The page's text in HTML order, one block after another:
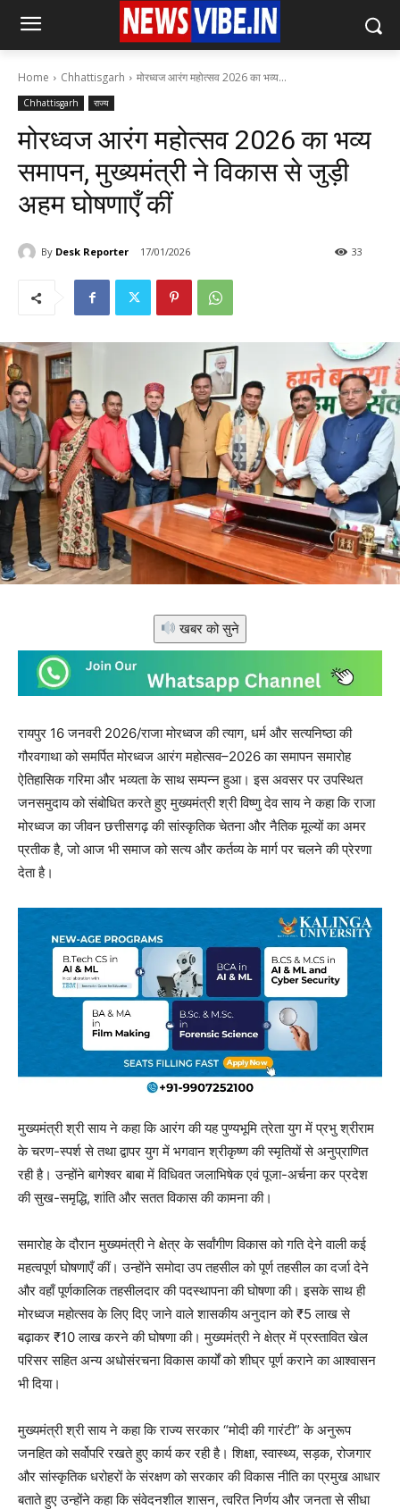
Home Chhattisgarh मोरध्वज आरंग महोत्सव 2026 का भव्य...
Chhattisgarh राज्य
मोरध्वज आरंग महोत्सव 2026 का भव्य
समापन, मुख्यमंत्री ने विकास से जुड़ी
अहम घोषणाएँ कीं
By Desk Reporter 17/01/2026 33
खबर को सुने
रायपुर 16 जनवरी 2026/राजा मोरध्वज की त्याग, धर्म और सत्यनिष्ठा की
गौरवगाथा को समर्पित मोरध्वज आरंग महोत्सव–2026 का समापन समारोह
ऐतिहासिक गरिमा और भव्यता के साथ सम्पन्न हुआ। इस अवसर पर उपस्थित
जनसमुदाय को संबोधित करते हुए मुख्यमंत्री श्री विष्णु देव साय ने कहा कि राजा
मोरध्वज का जीवन छत्तीसगढ़ की सांस्कृतिक चेतना और नैतिक मूल्यों का अमर
प्रतीक है, जो आज भी समाज को सत्य और कर्तव्य के मार्ग पर चलने की प्रेरणा
देता है।
मुख्यमंत्री श्री साय ने कहा कि आरंग की यह पुण्यभूमि त्रेता युग में प्रभु श्रीराम
के चरण-स्पर्श से तथा द्वापर युग में भगवान श्रीकृष्ण की स्मृतियों से अनुप्राणित
रही है। उन्होंने बागेश्वर बाबा में विधिवत जलाभिषेक एवं पूजा-अर्चना कर प्रदेश
की सुख-समृद्धि, शांति और सतत विकास की कामना की।
समारोह के दौरान मुख्यमंत्री ने क्षेत्र के सर्वांगीण विकास को गति देने वाली कई
महत्वपूर्ण घोषणाएँ कीं। उन्होंने समोदा उप तहसील को पूर्ण तहसील का दर्जा देने
और वहाँ पूर्णकालिक तहसीलदार की पदस्थापना की घोषणा की। इसके साथ ही
मोरध्वज महोत्सव के लिए दिए जाने वाले शासकीय अनुदान को ₹5 लाख से
बढ़ाकर ₹10 लाख करने की घोषणा की। मुख्यमंत्री ने क्षेत्र में प्रस्तावित खेल
परिसर सहित अन्य अधोसंरचना विकास कार्यों को शीघ्र पूर्ण कराने का आश्वासन
भी दिया।
मुख्यमंत्री श्री साय ने कहा कि राज्य सरकार “मोदी की गारंटी” के अनुरूप
जनहित को सर्वोपरि रखते हुए कार्य कर रही है। शिक्षा, स्वास्थ्य, सड़क, रोजगार
और सांस्कृतिक धरोहरों के संरक्षण को सरकार की विकास नीति का प्रमुख आधार
बताते हुए उन्होंने कहा कि संवेदनशील शासन, त्वरित निर्णय और जनता से सीधा